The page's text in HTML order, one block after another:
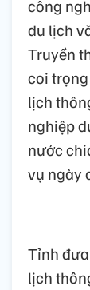
công
du lịch
Truyền
coi
lịch
nghiệp
nước
vụ ngày
Tỉnh
lịch